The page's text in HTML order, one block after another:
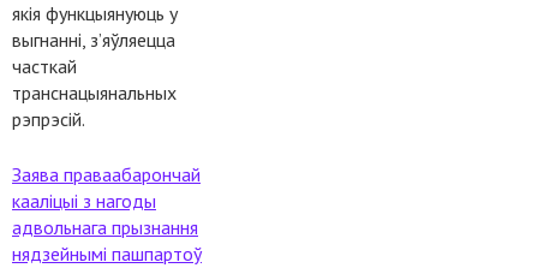
якія функцыянуюць у
выгнанні, з’яўляецца
часткай
транснацыянальных
рэпрэсій.
Заява праваабарончай
кааліцыі з нагоды
адвольнага прызнання
нядзейнымі пашпартоў